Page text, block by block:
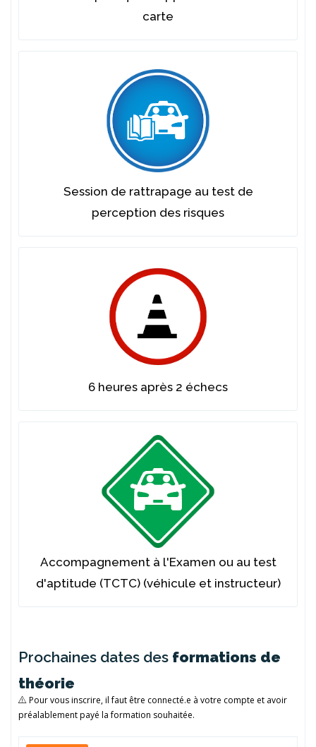
carte
Session de rattrapage au test de
perception des risques
6 heures après 2 échecs
Accompagnement à l'Examen ou au test
d'aptitude (TCTC) (véhicule et instructeur)
Prochaines dates des formations de
théorie
Pour vous inscrire, il faut être connecté.e à votre compte et avoir
préalablement payé la formation souhaitée.